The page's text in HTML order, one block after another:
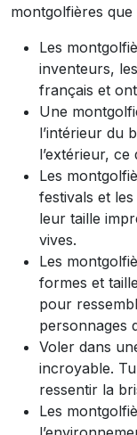
montgolfières
Les
inventeurs,
français et
Une
l’intérieur du
l’extérieur,
Les
festivals et
leur taille
vives.
Les
formes et
pour
personnages
Voler dans
incroyable.
ressentir la
Les